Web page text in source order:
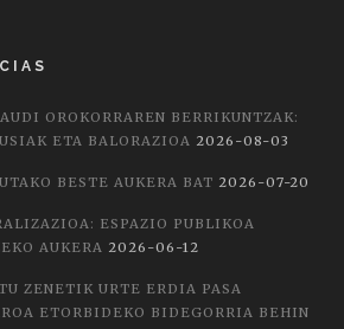
OROKORRAREN BERRIKUNTZAK:
ETA BALORAZIOA 2026-08-03
BESTE AUKERA BAT 2026-07-20
ESPAZIO PUBLIKOA
AUKERA 2026-06-12
ZENETIK URTE ERDIA PASA
ETORBIDEKO BIDEGORRIA BEHIN